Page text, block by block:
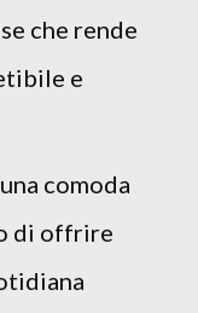
che rende
e
comoda
di offrire